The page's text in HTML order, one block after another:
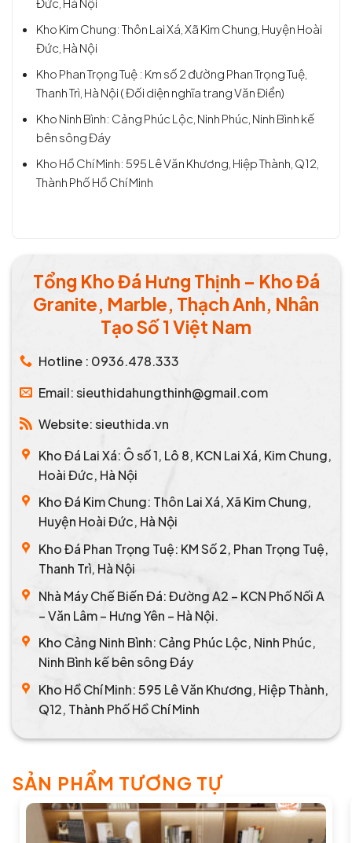
Kho Kim Chung: Thôn Lai Xá, Xã Kim Chung, Huyện Hoài
Đức, Hà Nội
Kho Phan Trọng Tuệ : Km số 2 đường Phan Trọng Tuệ,
Thanh Trì, Hà Nội ( Đối diện nghĩa trang Văn Điển)
Kho Ninh Bình: Cảng Phúc Lộc, Ninh Phúc, Ninh Bình kế
bên sông Đáy
Kho Hồ Chí Minh: 595 Lê Văn Khương, Hiệp Thành, Q12,
Thành Phố Hồ Chí Minh
Tổng Kho Đá Hưng Thịnh – Kho Đá
Granite, Marble, Thạch Anh, Nhân
Tạo Số 1 Việt Nam
Hotline : 0936.478.333
Email: sieuthidahungthinh@gmail.com
Website: sieuthida.vn
Kho Đá Lai Xá: Ô số 1, Lô 8, KCN Lai Xá, Kim Chung,
Hoài Đức, Hà Nội
Kho Đá Kim Chung: Thôn Lai Xá, Xã Kim Chung,
Huyện Hoài Đức, Hà Nội
Kho Đá Phan Trọng Tuệ: KM Số 2, Phan Trọng Tuệ,
Thanh Trì, Hà Nội
Nhà Máy Chế Biến Đá: Đường A2 – KCN Phố Nối A
– Văn Lâm – Hưng Yên – Hà Nội.
Kho Cảng Ninh Bình: Cảng Phúc Lộc, Ninh Phúc,
Ninh Bình kế bên sông Đáy
Kho Hồ Chí Minh: 595 Lê Văn Khương, Hiệp Thành,
Q12, Thành Phố Hồ Chí Minh
SẢN PHẨM TƯƠNG TỰ